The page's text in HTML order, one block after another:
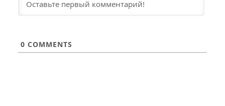
0 COMMENTS